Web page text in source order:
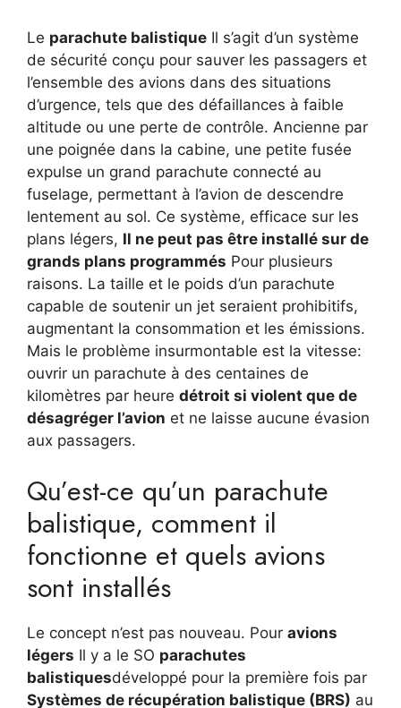
Le parachute balistique Il s’agit d’un système
de sécurité conçu pour sauver les passagers et
l’ensemble des avions dans des situations
d’urgence, tels que des défaillances à faible
altitude ou une perte de contrôle. Ancienne par
une poignée dans la cabine, une petite fusée
expulse un grand parachute connecté au
fuselage, permettant à l’avion de descendre
lentement au sol. Ce système, efficace sur les
plans légers, Il ne peut pas être installé sur de
grands plans programmés Pour plusieurs
raisons. La taille et le poids d’un parachute
capable de soutenir un jet seraient prohibitifs,
augmentant la consommation et les émissions.
Mais le problème insurmontable est la vitesse:
ouvrir un parachute à des centaines de
kilomètres par heure détroit si violent que de
désagréger l’avion et ne laisse aucune évasion
aux passagers.
Qu’est-ce qu’un parachute
balistique, comment il
fonctionne et quels avions
sont installés
Le concept n’est pas nouveau. Pour avions
légers Il y a le SO parachutes
balistiquesdéveloppé pour la première fois par
Systèmes de récupération balistique (BRS) au